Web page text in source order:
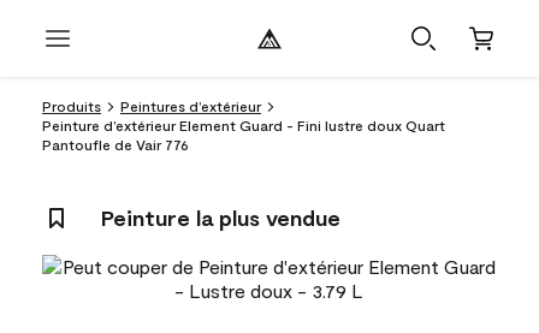
Produits
Peintures d’extérieur
Peinture d’extérieur Element Guard - Fini lustre doux Quart
Pantoufle de Vair 776
Peinture la plus vendue